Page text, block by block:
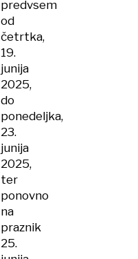
predvsem
od
četrtka,
19.
junija
2025,
do
ponedeljka,
23.
junija
2025,
ter
ponovno
na
praznik
25.